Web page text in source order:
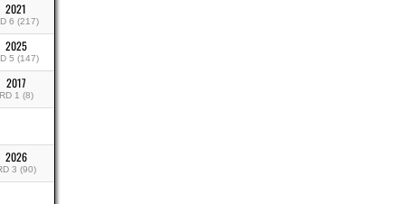
2021
6 (217)
2025
5 (147)
2017
RD 1 (8)
2026
3 (90)